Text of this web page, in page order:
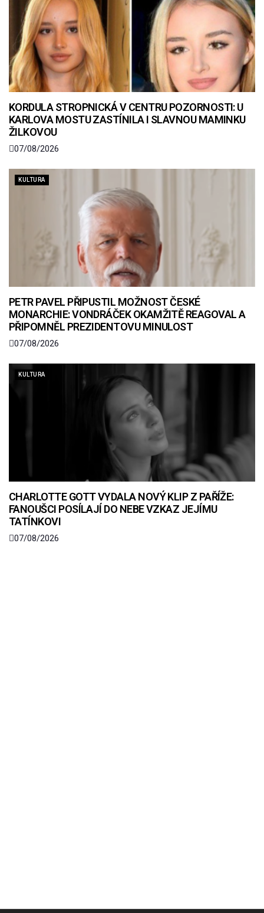
KORDULA STROPNICKÁ V CENTRU POZORNOSTI: U
KARLOVA MOSTU ZASTÍNILA I SLAVNOU MAMINKU
ŽILKOVOU
07/08/2026
KULTURA
PETR PAVEL PŘIPUSTIL MOŽNOST ČESKÉ
MONARCHIE: VONDRÁČEK OKAMŽITĚ REAGOVAL A
PŘIPOMNĚL PREZIDENTOVU MINULOST
07/08/2026
KULTURA
CHARLOTTE GOTT VYDALA NOVÝ KLIP Z PAŘÍŽE:
FANOUŠCI POSÍLAJÍ DO NEBE VZKAZ JEJÍMU
TATÍNKOVI
07/08/2026